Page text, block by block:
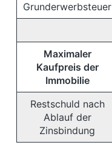
Grunderwerbsteuer
Maximaler
Kaufpreis der
Immobilie
Restschuld nach
Ablauf der
Zinsbindung